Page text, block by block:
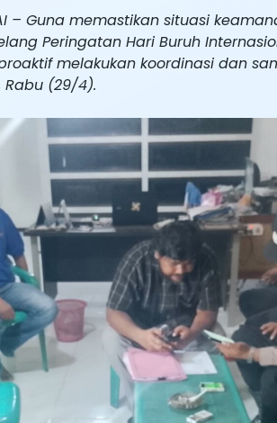
– Guna memastikan situasi
Peringatan Hari Buruh
melakukan koordinasi dan
(29/4).